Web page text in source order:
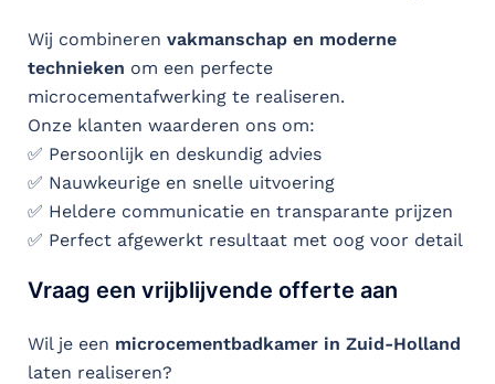
Wij combineren vakmanschap en moderne
technieken om een perfecte
microcementafwerking te realiseren.
Onze klanten waarderen ons om:
✅ Persoonlijk en deskundig advies
✅ Nauwkeurige en snelle uitvoering
✅ Heldere communicatie en transparante prijzen
✅ Perfect afgewerkt resultaat met oog voor detail
Vraag een vrijblijvende offerte aan
Wil je een microcementbadkamer in Zuid-Holland
laten realiseren?